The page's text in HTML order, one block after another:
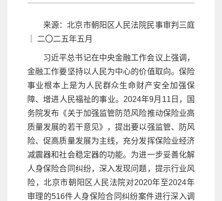
来源：北京市朝阳区人民法院民事审判三庭
｜ 二〇二五年五月
习近平总书记在中央金融工作会议上强调，
金融工作要坚持以人民为中心的价值取向。保险
事业根本上是为人民群众生命财产安全加强保
障、增进人民福祉的事业。2024年9月11日，国
务院发布《关于加强监管防范风险推动保险业高
质量发展的若干意见》，提出要以强监管、防风
险、促高质量发展为主线，充分发挥保险业经济
减震器和社会稳定器的功能。为进一步妥善化解
人身保险合同纠纷，深入发现问题，提示行业风
险，北京市朝阳区人民法院对2020年至2024年
审理的516件人身保险合同纠纷案件进行深入调